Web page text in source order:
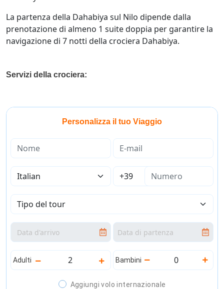
La partenza della Dahabiya sul Nilo dipende dalla
prenotazione di almeno 1 suite doppia per garantire la
navigazione di 7 notti della crociera Dahabiya.
Servizi della crociera:
Personalizza il tuo Viaggio
Adulti Bambini
Aggiungi volo internazionale